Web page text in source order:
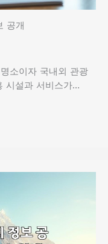
공개
소이자 국내외 관광
시설과 서비스가…